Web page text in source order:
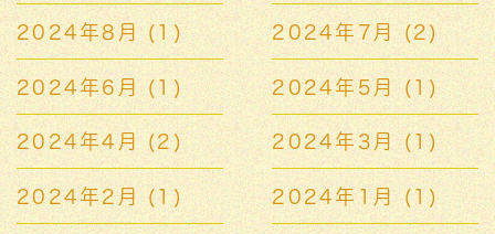
2024年8月 (1) 2024年7月 (2)
2024年6月 (1) 2024年5月 (1)
2024年4月 (2) 2024年3月 (1)
2024年2月 (1) 2024年1月 (1)